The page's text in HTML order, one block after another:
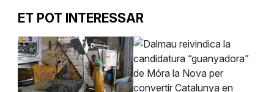
ET POT INTERESSAR